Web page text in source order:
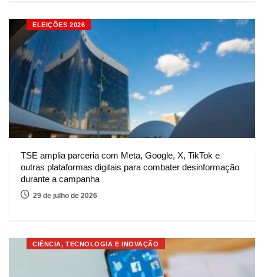
ELEIÇÕES 2026
TSE amplia parceria com Meta, Google, X, TikTok e
outras plataformas digitais para combater desinformação
durante a campanha
29 de julho de 2026
CIÊNCIA, TECNOLOGIA E INOVAÇÃO